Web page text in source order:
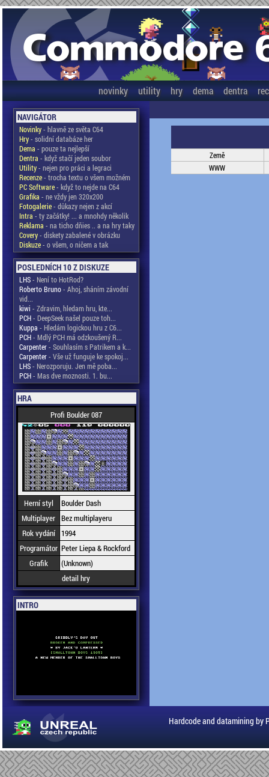
novinky utility hry dema dentra
NAVIGÁTOR
Novinky- hlavně ze světa C64
Hry- solidní databáze her
Dema - pouze ta nejlepší
Dentra - když stačí jeden soubor
Utility- nejen pro práci a legraci
Recenze- trocha textu o všem možném
PC Software- když to nejde na C64
Grafika - ne vždy jen 320x200
Fotogalerie- důkazy nejen z akcí
Intra - ty začátky! ... a mnohdy několik
Reklama - na ticho dňies .. a na hry taky
Covery- diskety zabalené v obrázku
Diskuze- o všem, o ničem a tak
POSLEDNÍCH 10 Z DISKUZE
LHS- Není to HotRod?
Roberto Bruno- Ahoj, sháním závodní
vid...
kiwi - Zdravim, hledam hru, kte...
PCH- DeepSeek našel pouze toh...
Kuppa - Hledám logickou hru z C6...
PCH- Mdlý PCH má odzkoušený R...
Carpenter- Souhlasím s Patrikem a k...
Carpenter- Vše už funguje ke spokoj...
LHS- Nerozporuju. Jen mě poba...
PCH- Mas dve moznosti. 1. bu...
HRA
Profi Boulder 087
Herní styl
Boulder Dash
Multiplayer Bez multiplayeru
Rok vydání
1994
Programátor Peter Liepa & Rockford
Grafik
(Unknown)
detail hry
INTRO
Země
WWW
Hardcode and datamining by